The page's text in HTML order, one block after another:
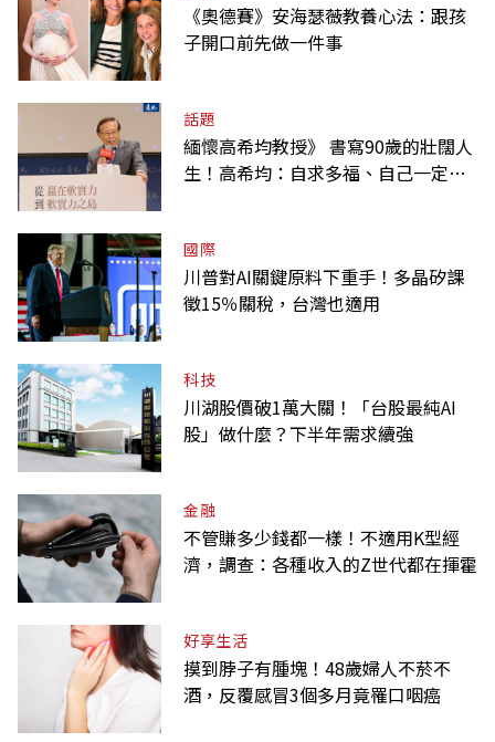
《奧德賽》安海瑟薇教養心法：跟孩
子開口前先做一件事
話題
緬懷高希均教授》 書寫90歲的壯闊人
生！高希均：自求多福、自己一定要
國際
川普對AI關鍵原料下重手！多晶矽課
徵15％關稅，台灣也適用
科技
川湖股價破1萬大關！「台股最純AI
股」做什麼？下半年需求續強
金融
不管賺多少錢都一樣！不適用K型經
濟，調查：各種收入的Z世代都在揮霍
好享生活
摸到脖子有腫塊！48歲婦人不菸不
酒，反覆感冒3個多月竟罹口咽癌